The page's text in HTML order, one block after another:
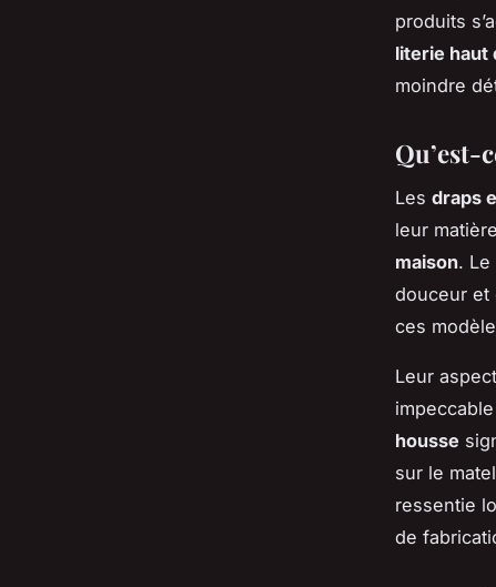
produits
literie haut
moindre
Qu’est-
Les draps
leur
maison. Le
douceur et
ces
Leur
housse
sur le
ressentie
de